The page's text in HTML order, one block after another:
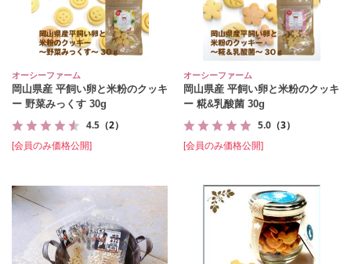
オーシーファーム
岡山県産 平飼い卵と米粉のクッキ
ー 野菜みっくす 30g
4.5 （2）
[会員のみ価格公開]
オーシーファーム
岡山県産 平飼い卵と米粉のクッキ
ー 糀&乳酸菌 30g
5.0 （3）
[会員のみ価格公開]